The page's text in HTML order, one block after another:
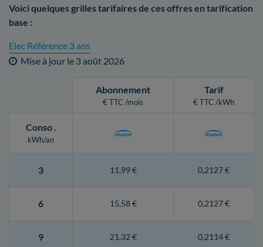
Voici quelques grilles tarifaires de ces offres en tarification
base :
Elec Référence 3 ans
Mise à jour le 3 août 2026
Abonnement
€ TTC /mois
Tarif
€ TTC /kWh
Conso.
kWh/an
3 11,99 € 0,2127 €
6 15,58 € 0,2127 €
9 21,32 € 0,2114 €